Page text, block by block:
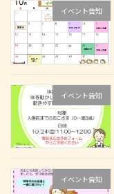
イベント告知
イベント告知
イベント告知